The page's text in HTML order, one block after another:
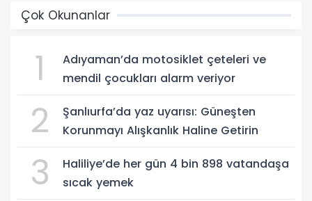
Çok Okunanlar
1
Adıyaman’da motosiklet çeteleri ve
mendil çocukları alarm veriyor
2
Şanlıurfa’da yaz uyarısı: Güneşten
Korunmayı Alışkanlık Haline Getirin
3
Haliliye’de her gün 4 bin 898 vatandaşa
sıcak yemek